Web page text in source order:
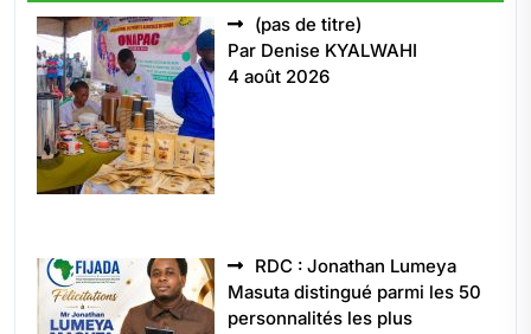
(pas de titre)
5496
Par Denise KYALWAHI
4 août 2026
RDC : Jonathan Lumeya
Masuta distingué parmi les 50
personnalités les plus